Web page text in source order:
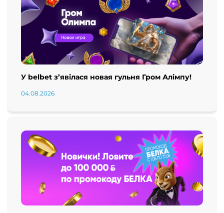
У belbet з’явілася новая гульня Гром Алімпу!
04.08.2026